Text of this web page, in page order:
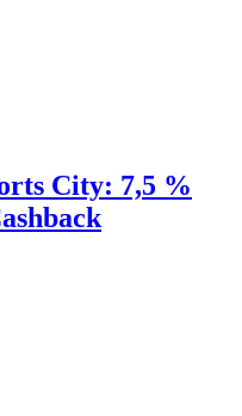
City: 7,5 %